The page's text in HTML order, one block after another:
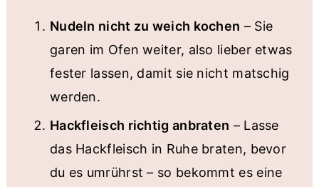
Nudeln nicht zu weich kochen – Sie
garen im Ofen weiter, also lieber etwas
fester lassen, damit sie nicht matschig
werden.
Hackfleisch richtig anbraten – Lasse
das Hackfleisch in Ruhe braten, bevor
du es umrührst – so bekommt es eine